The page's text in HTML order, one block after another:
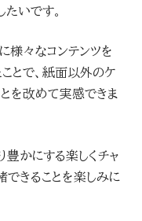
いです。
々なコンテンツを
とで、紙面以外のケ
を改めて実感できま
豊かにする楽しくチャ
できることを楽しみに